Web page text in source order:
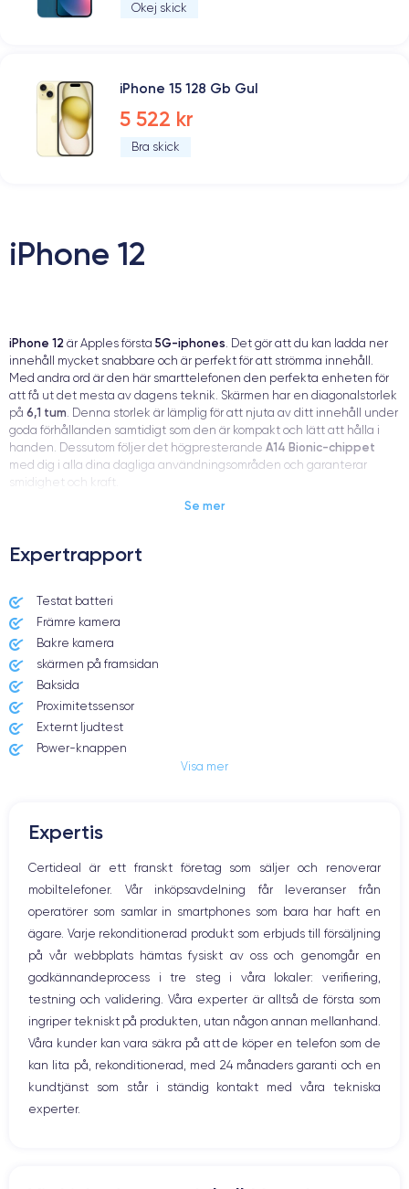
Okej skick
iPhone 15 128 Gb Gul
5 522 kr
Bra skick
iPhone 12
iPhone 12 är Apples första 5G-iphones. Det gör att du kan ladda ner
innehåll mycket snabbare och är perfekt för att strömma innehåll.
Med andra ord är den här smarttelefonen den perfekta enheten för
att få ut det mesta av dagens teknik. Skärmen har en diagonalstorlek
på 6,1 tum. Denna storlek är lämplig för att njuta av ditt innehåll under
goda förhållanden samtidigt som den är kompakt och lätt att hålla i
handen. Dessutom följer det högpresterande A14 Bionic-chippet
med dig i alla dina dagliga användningsområden och garanterar
smidighet och kraft.
färger:
Dessutom kan du, beroende på dina personliga behov, köpa en
modell med64 GB, 128 GB eller 256 GB
Fördelarna med iPhone 12
imponerande funktioner
väljer att köpa en renoverad smartphone.
Skärm:
en utmärkt OLED-skärm
upplösning på 2532 x 1170 pixlar med en densitet på 460 pixlar per
tum. Den är HDR-kompatibel och har ett kontrastförhållande på 2 000
000:1. Med andra ord säkerställer den att du får skimrande färger och
djupa svarta färger.
Se mer
Expertrapport
Testat batteri
Främre kamera
Bakre kamera
skärmen på framsidan
Baksida
Proximitetssensor
Externt ljudtest
Power-knappen
Högtalare
Hem-knappen
Bluetooth
WiFi
Nätverk
Vibration
Prise USB
Visa mer
Expertis
Certideal är ett franskt företag som säljer och renoverar
mobiltelefoner. Vår inköpsavdelning får leveranser från
operatörer som samlar in smartphones som bara har haft en
ägare. Varje rekonditionerad produkt som erbjuds till försäljning
på vår webbplats hämtas fysiskt av oss och genomgår en
godkännandeprocess i tre steg i våra lokaler: verifiering,
testning och validering. Våra experter är alltså de första som
ingriper tekniskt på produkten, utan någon annan mellanhand.
Våra kunder kan vara säkra på att de köper en telefon som de
kan lita på, rekonditionerad, med 24 månaders garanti och en
kundtjänst som står i ständig kontakt med våra tekniska
experter.